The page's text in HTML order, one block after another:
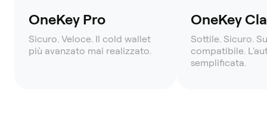
OneKey Pro
Sicuro. Veloce. Il cold wallet
più avanzato mai realizzato.
OneKey
Sottile. Sicuro.
compatibile.
semplificata.